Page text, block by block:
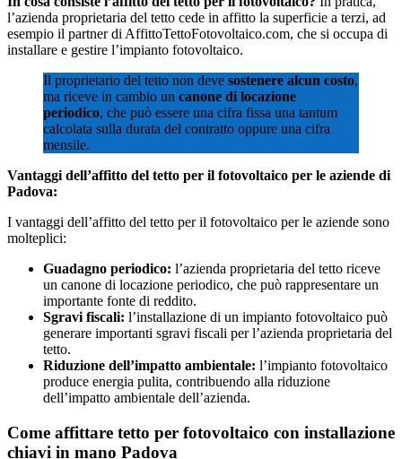
l’azienda proprietaria del tetto cede in affitto la superficie a terzi, ad
esempio il partner di AffittoTettoFotovoltaico.com, che si occupa di
installare e gestire l’impianto fotovoltaico.
Il proprietario del tetto non deve sostenere alcun costo,
ma riceve in cambio un canone di locazione
periodico, che può essere una cifra fissa una tantum
calcolata sulla durata del contratto oppure una cifra
mensile.
Vantaggi dell’affitto del tetto per il fotovoltaico per le aziende di
Padova:
I vantaggi dell’affitto del tetto per il fotovoltaico per le aziende sono
molteplici:
Guadagno periodico: l’azienda proprietaria del tetto riceve
un canone di locazione periodico, che può rappresentare un
importante fonte di reddito.
Sgravi fiscali: l’installazione di un impianto fotovoltaico può
generare importanti sgravi fiscali per l’azienda proprietaria del
tetto.
Riduzione dell’impatto ambientale: l’impianto fotovoltaico
produce energia pulita, contribuendo alla riduzione
dell’impatto ambientale dell’azienda.
Come affittare tetto per fotovoltaico con installazione
chiavi in mano Padova